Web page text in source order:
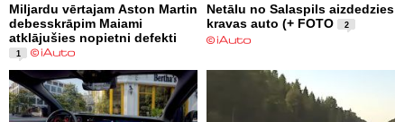
Miljardu vērtajam Aston Martin
debesskrāpim Maiami
atklājušies nopietni defekti
1
Netālu no Salaspils aizdedzies
kravas auto (+ FOTO
2